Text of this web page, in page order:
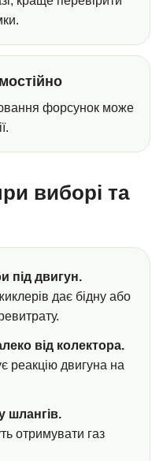
форсунок може
виборі та
під двигун.
дає бідну або
від колектора.
реакцію двигуна на
шлангів.
отримувати газ